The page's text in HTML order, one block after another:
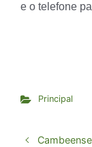
e o telefone
Principal